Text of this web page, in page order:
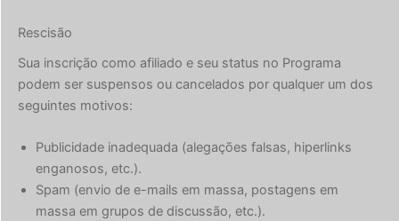
Rescisão
Sua inscrição como afiliado e seu status no Programa
podem ser suspensos ou cancelados por qualquer um dos
seguintes motivos:
Publicidade inadequada (alegações falsas, hiperlinks
enganosos, etc.).
Spam (envio de e-mails em massa, postagens em
massa em grupos de discussão, etc.).